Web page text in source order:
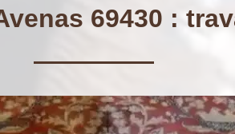
69430 :